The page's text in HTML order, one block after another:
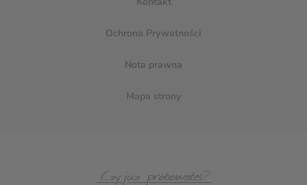
Ochrona Prywatności
Nota prawna
Mapa strony